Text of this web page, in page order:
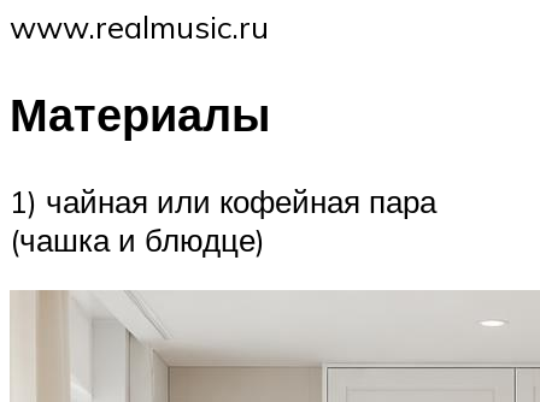
www.realmusic.ru
Материалы
1) чайная или кофейная пара
(чашка и блюдце)